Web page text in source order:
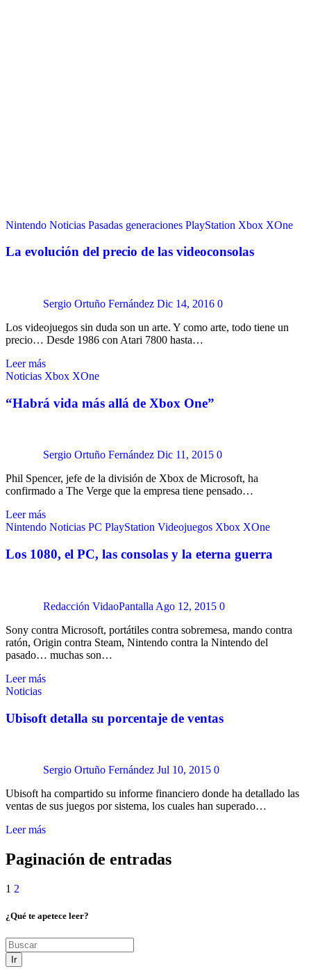
Nintendo Noticias Pasadas generaciones PlayStation Xbox XOne
La evolución del precio de las videoconsolas
Sergio Ortuño Fernández Dic 14, 2016 0
Los videojuegos sin duda son un arte. Y como arte, todo tiene un
precio… Desde 1986 con Atari 7800 hasta…
Leer más
Noticias Xbox XOne
“Habrá vida más allá de Xbox One”
Sergio Ortuño Fernández Dic 11, 2015 0
Phil Spencer, jefe de la división de Xbox de Microsoft, ha
confirmado a The Verge que la empresa tiene pensado…
Leer más
Nintendo Noticias PC PlayStation Videojuegos Xbox XOne
Los 1080, el PC, las consolas y la eterna guerra
Redacción VidaoPantalla Ago 12, 2015 0
Sony contra Microsoft, portátiles contra sobremesa, mando contra
ratón, Origin contra Steam, Nintendo contra la Nintendo del
pasado… muchas son…
Leer más
Noticias
Ubisoft detalla su porcentaje de ventas
Sergio Ortuño Fernández Jul 10, 2015 0
Ubisoft ha compartido su informe financiero donde ha detallado las
ventas de sus juegos por sistema, los cuales han superado…
Leer más
Paginación de entradas
1 2
¿Qué te apetece leer?
Ir